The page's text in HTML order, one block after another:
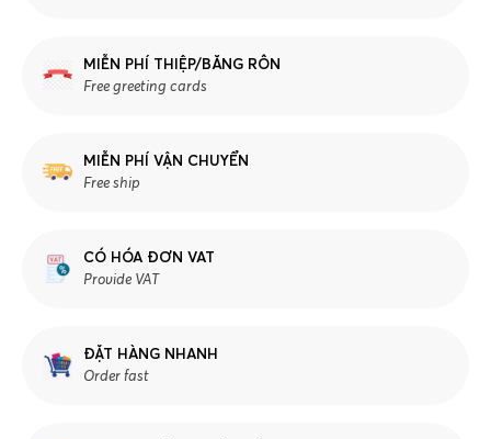
MIỄN PHÍ THIỆP/BĂNG RÔN
Free greeting cards
MIỄN PHÍ VẬN CHUYỂN
Free ship
CÓ HÓA ĐƠN VAT
Provide VAT
ĐẶT HÀNG NHANH
Order fast